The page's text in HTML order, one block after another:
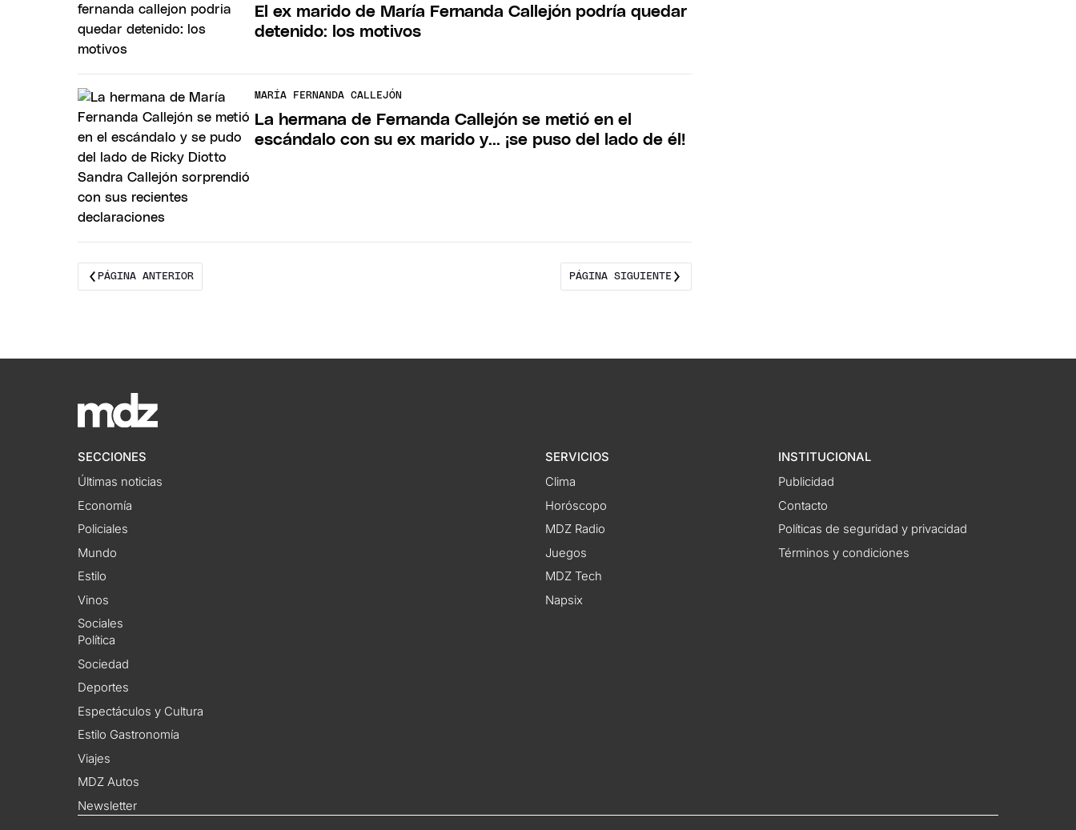
El ex marido de María Fernanda Callejón podría quedar
detenido: los motivos
MARÍA FERNANDA CALLEJÓN
La hermana de Fernanda Callejón se metió en el
escándalo con su ex marido y... ¡se puso del lado de él!
PÁGINA ANTERIOR PÁGINA SIGUIENTE
SECCIONES
Últimas noticias
Economía
Policiales
Mundo
Estilo
Vinos
Sociales
Política
Sociedad
Deportes
Espectáculos y Cultura
Estilo Gastronomía
Viajes
MDZ Autos
Newsletter
SERVICIOS
Clima
Horóscopo
MDZ Radio
Juegos
MDZ Tech
Napsix
INSTITUCIONAL
Publicidad
Contacto
Políticas de seguridad y privacidad
Términos y condiciones